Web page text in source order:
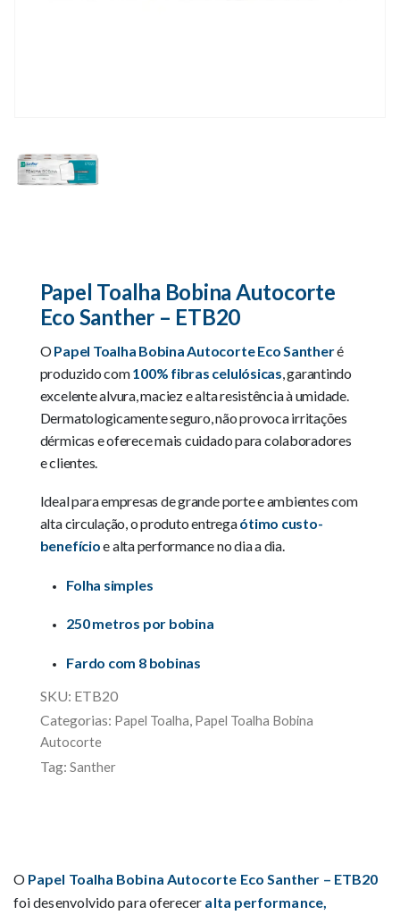
Papel Toalha Bobina Autocorte
Eco Santher – ETB20
OPapel Toalha Bobina Autocorte Eco Santheré
produzido com100% fibras celulósicas , garantindo
excelente alvura, maciez e alta resistência à umidade.
Dermatologicamente seguro, não provoca irritações
dérmicas e oferece mais cuidado para colaboradores
e clientes.
Ideal para empresas de grande porte e ambientes com
alta circulação, o produto entregaótimo custo-
benefícioe alta performance no dia a dia.
Folha simples
250 metros por bobina
Fardo com 8 bobinas
SKU: ETB20
Categorias: Papel Toalha, Papel Toalha Bobina
Autocorte
Tag: Santher
O Papel Toalha Bobina Autocorte Eco Santher – ETB20
foi desenvolvido para oferecer alta performance,